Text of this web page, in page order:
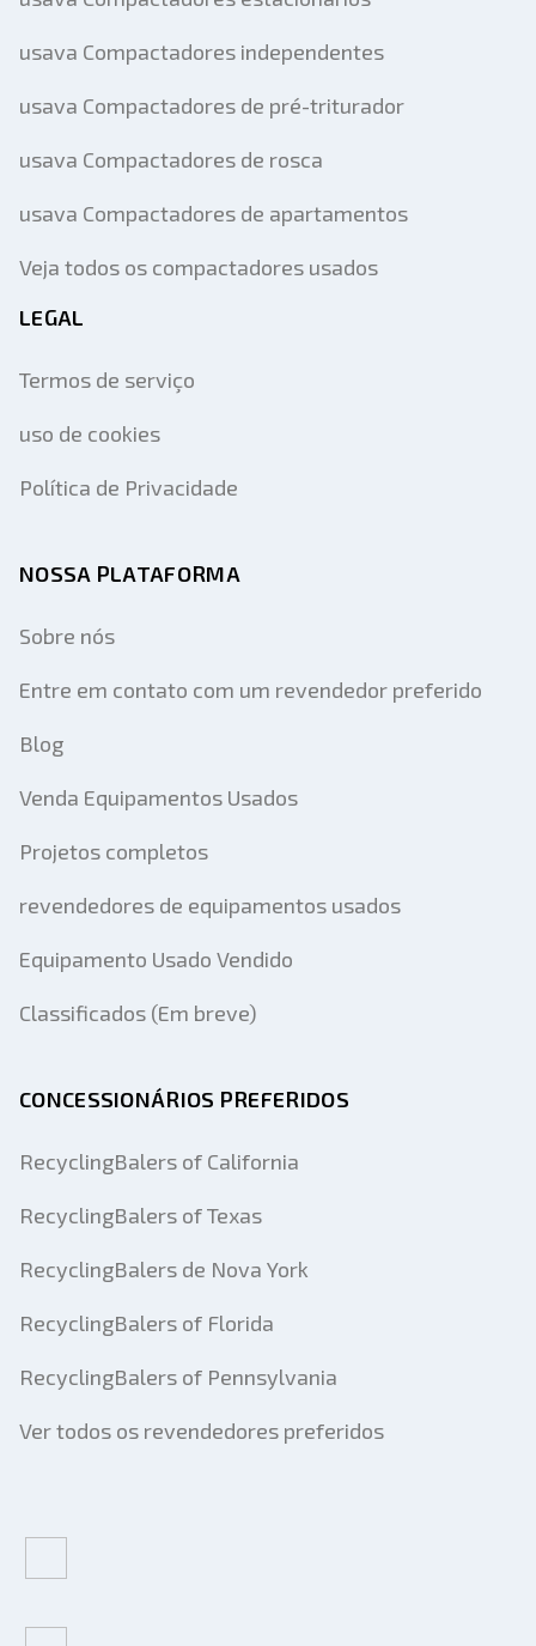
usava Compactadores independentes
usava Compactadores de pré-triturador
usava Compactadores de rosca
usava Compactadores de apartamentos
Veja todos os compactadores usados
LEGAL
Termos de serviço
uso de cookies
Política de Privacidade
NOSSA PLATAFORMA
Sobre nós
Entre em contato com um revendedor preferido
Blog
Venda Equipamentos Usados
Projetos completos
revendedores de equipamentos usados
Equipamento Usado Vendido
Classificados (Em breve)
CONCESSIONÁRIOS PREFERIDOS
RecyclingBalers of California
RecyclingBalers of Texas
RecyclingBalers de Nova York
RecyclingBalers of Florida
RecyclingBalers of Pennsylvania
Ver todos os revendedores preferidos